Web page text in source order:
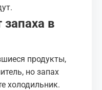
запаха в
продукты,
но запах
холодильник.